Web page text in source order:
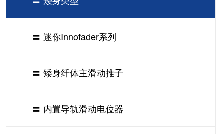
〓 迷你Innofader系列
〓 矮身纤体主滑动推子
〓 内置导轨滑动电位器